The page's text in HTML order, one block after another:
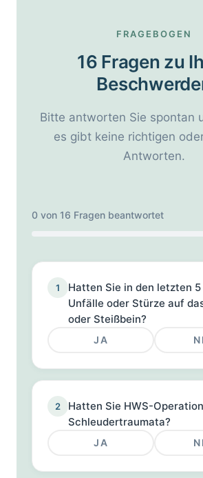
FRAGEBOGEN
16 Fragen zu
Bitte antworten Sie spontan
es gibt keine richtigen
Antworten.
0 von 16 Fragen beantwortet
1
Hatten Sie in den letzten 5
Unfälle oder Stürze auf
oder Steißbein?
JA
2
Hatten Sie HWS-
Schleudertraumata?
JA